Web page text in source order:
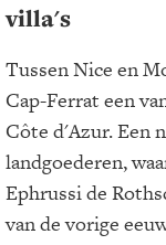
villa's
Tussen Nice en
Cap-Ferrat een
Côte d'Azur. Een
landgoederen,
Ephrussi de
van de vorige